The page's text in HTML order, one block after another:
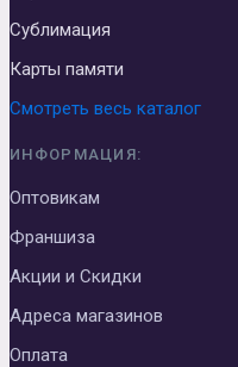
Сублимация
Карты памяти
Смотреть весь каталог
ИНФОРМАЦИЯ:
Оптовикам
Франшиза
Акции и Скидки
Адреса магазинов
Оплата